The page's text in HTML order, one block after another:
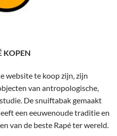
KOPEN
website te koop zijn, zijn
van antropologische,
De snuiftabak gemaakt
een eeuwenoude traditie en
van de beste Rapé ter wereld.